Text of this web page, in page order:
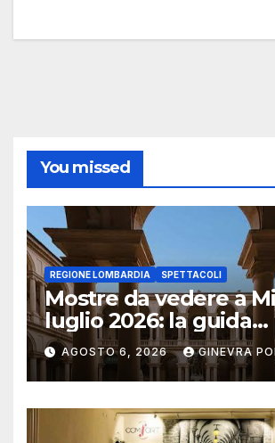
You missed
REGIONE LOMBARDIA SPETTACOLI
Mostre da vedere a
luglio 2026: la guida
aggiornata
AGOSTO 6, 2026 GINEVRA